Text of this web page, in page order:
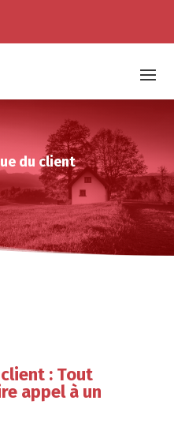
du client
:Tout
appel à un